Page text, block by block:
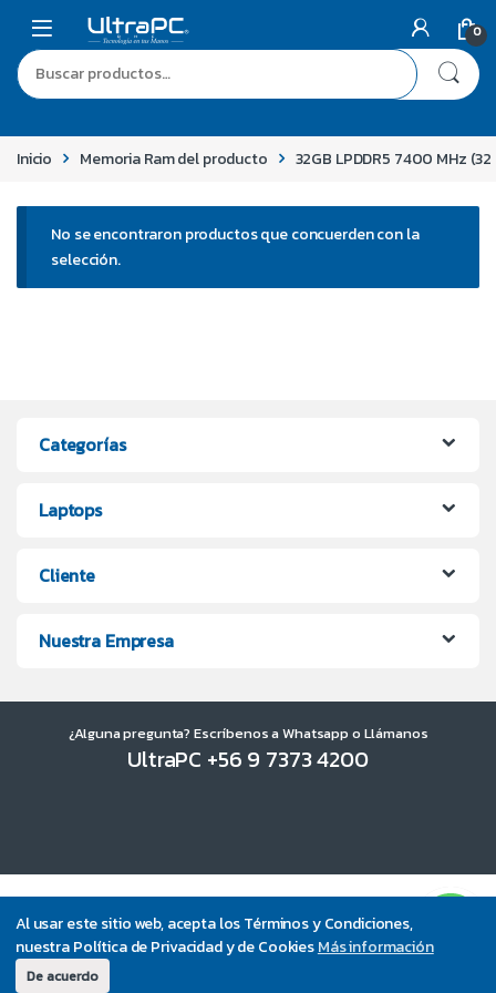
Al usar este sitio web, acepta los Términos y Condiciones,
nuestra Política de Privacidad y de CookiesMás información
De acuerdo
0
Inicio Memoria Ram del producto 32GB LPDDR5 7400 MHz
No se encontraron productos que concuerden con la
selección.
Categorías
Laptops
Cliente
Nuestra Empresa
¿Alguna pregunta? Escríbenos a Whatsapp o Llámanos
UltraPC +56 9 7373 4200